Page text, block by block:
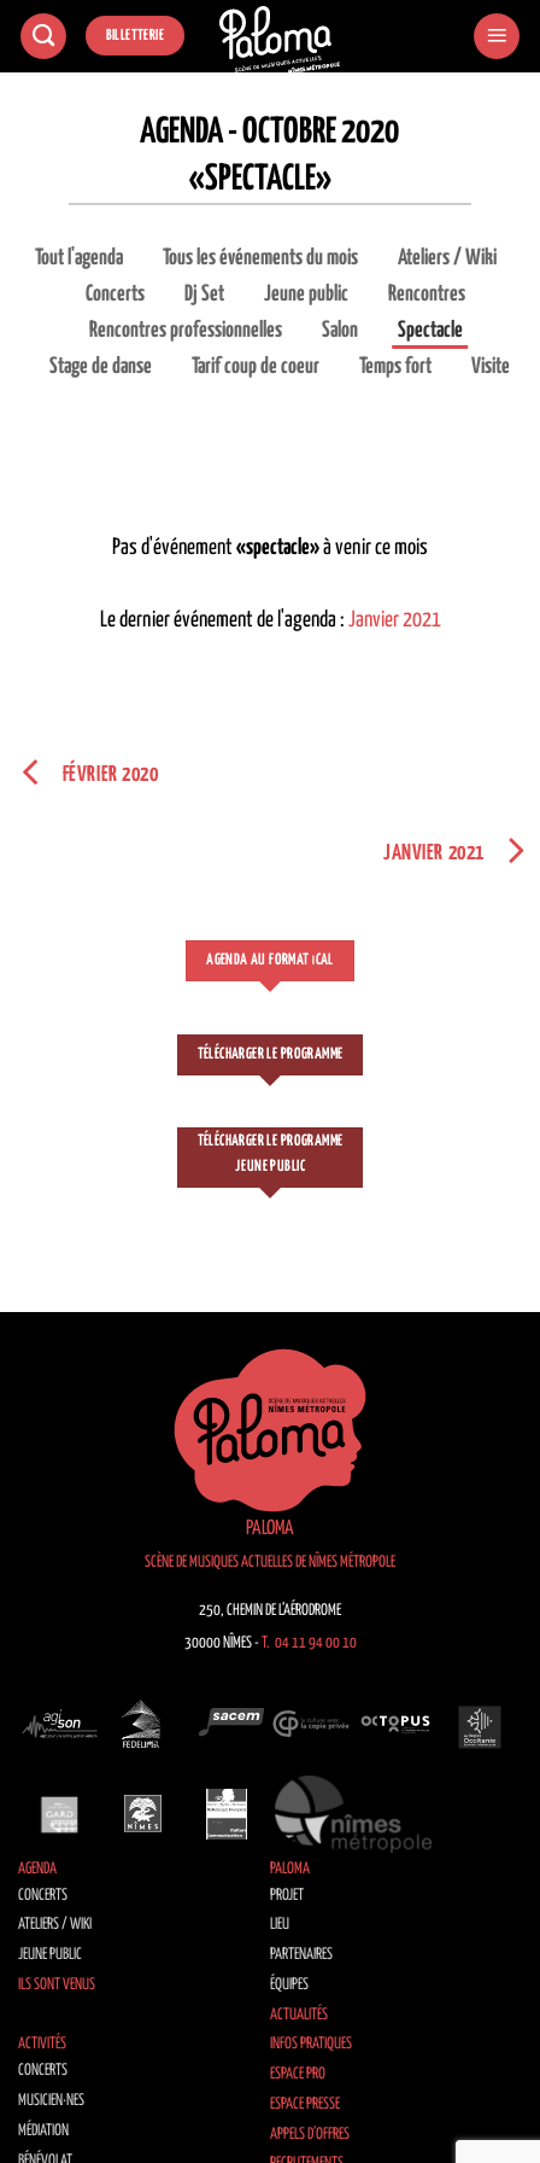
Passer
BILLETTERIE
AGENDA - OCTOBRE 2020
«SPECTACLE»
Tout l'agenda Tous les événements du mois
Ateliers / Wiki
Concerts
Dj Set Jeune public
Rencontres
Rencontres professionnelles
Salon
Spectacle
Stage de danse
Tarif coup de coeur Temps fort Visite
Pas d'événement«spectacle»à venir ce mois
Le dernier événement de l'agenda : Janvier 2021
FÉVRIER 2020
JANVIER 2021
AGENDA AU FORMAT CAL
TÉLÉCHARGER LE PROGRAMME
TÉLÉCHARGER LE PROGRAMME
JEUNE PUBLIC
PALOMA
SCÈNE DE MUSIQUES ACTUELLES DE NÎMES MÉTROPOLE
250, CHEMIN DE L’AÉRODROME
30000 NÎMES -T. 04 11 94 00 10
AGENDA
CONCERTS
ATELIERS / WIKI
JEUNE PUBLIC
ILS SONT VENUS
PALOMA
PROJET
LIEU
PARTENAIRES
ÉQUIPES
ACTUALITÉS
ACTIVITÉS
CONCERTS
MUSICIEN·NES
MÉDIATION
INFOS PRATIQUES
ESPACE PRO
ESPACE PRESSE
APPELS D’OFFRES